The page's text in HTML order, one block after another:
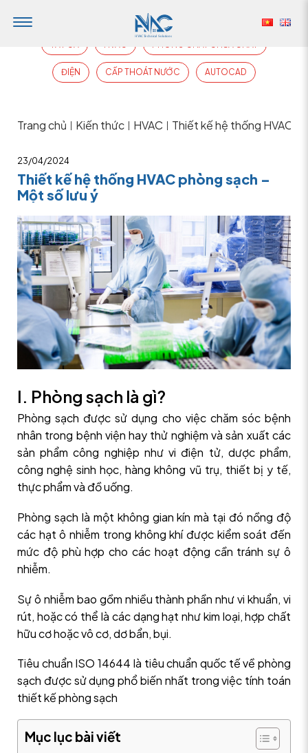
ĐIỆN CẤP THOÁT NƯỚC AUTOCAD
Trang chủ Kiến thức HVAC Thiết kế hệ thống HVAC
23/04/2024
Thiết kế hệ thống HVAC phòng sạch –
Một số lưu ý
I. Phòng sạch là gì?
Phòng sạch được sử dụng cho việc chăm sóc bệnh
nhân trong bệnh viện hay thử nghiệm và sản xuất các
sản phẩm công nghiệp như vi điện tử, dược phẩm,
công nghệ sinh học, hàng không vũ trụ, thiết bị y tế,
thực phẩm và đồ uống.
Phòng sạch là một không gian kín mà tại đó nồng độ
các hạt ô nhiễm trong không khí được kiểm soát đến
mức độ phù hợp cho các hoạt động cần tránh sự ô
nhiễm.
Sự ô nhiễm bao gồm nhiều thành phần như vi khuẩn, vi
rút, hoặc có thể là các dạng hạt như kim loại, hợp chất
hữu cơ hoặc vô cơ, dơ bẩn, bụi.
Tiêu chuẩn ISO 14644 là tiêu chuẩn quốc tế về phòng
sạch được sử dụng phổ biến nhất trong việc tính toán
thiết kế phòng sạch
Mục lục bài viết